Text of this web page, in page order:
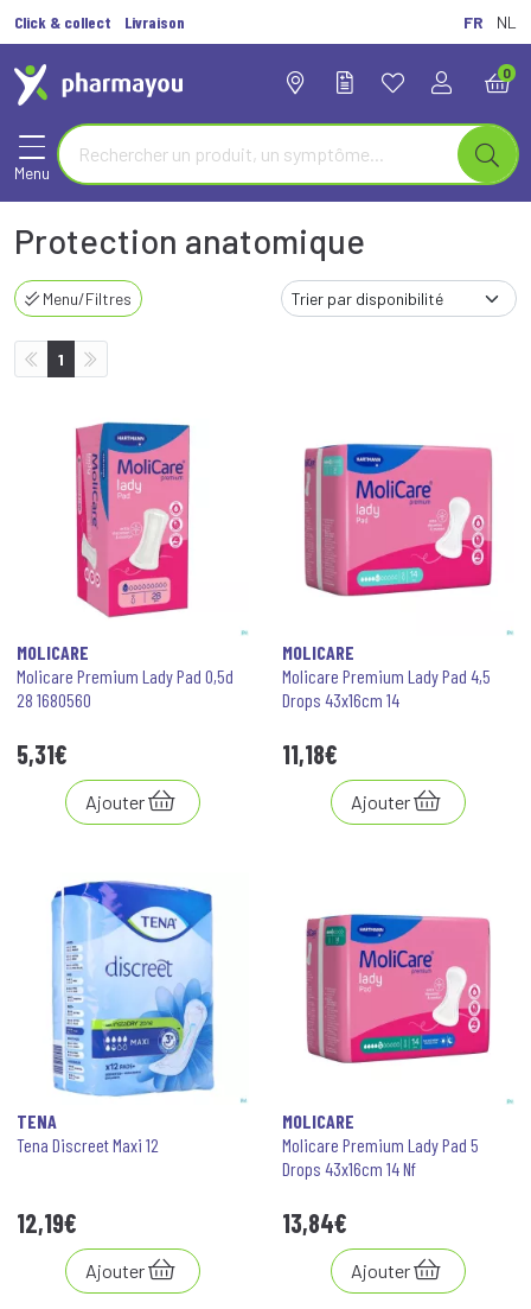
Click & collect Livraison FR NL
0
Menu
Protection anatomique
Menu/Filtres
1
MOLICARE
Molicare Premium Lady Pad 0,5d
28 1680560
5,31€
Ajouter
MOLICARE
Molicare Premium Lady Pad 4,5
Drops 43x16cm 14
11,18€
Ajouter
TENA
Tena Discreet Maxi 12
12,19€
Ajouter
MOLICARE
Molicare Premium Lady Pad 5
Drops 43x16cm 14 Nf
13,84€
Ajouter